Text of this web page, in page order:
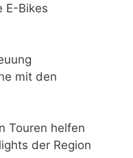
E-Bikes
mit den
Touren helfen
der Region